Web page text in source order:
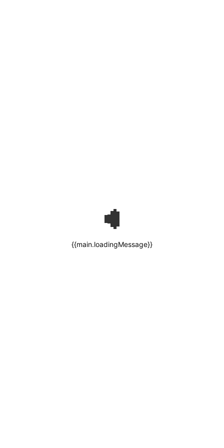
{{main.loadingMessage}}